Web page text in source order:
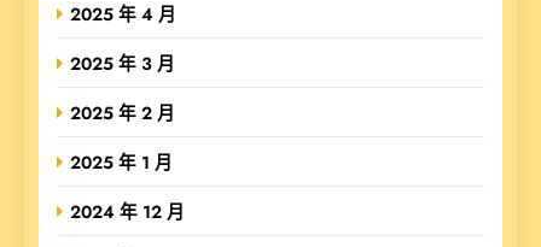
2025 年 4 月
2025 年 3 月
2025 年 2 月
2025 年 1 月
2024 年 12 月